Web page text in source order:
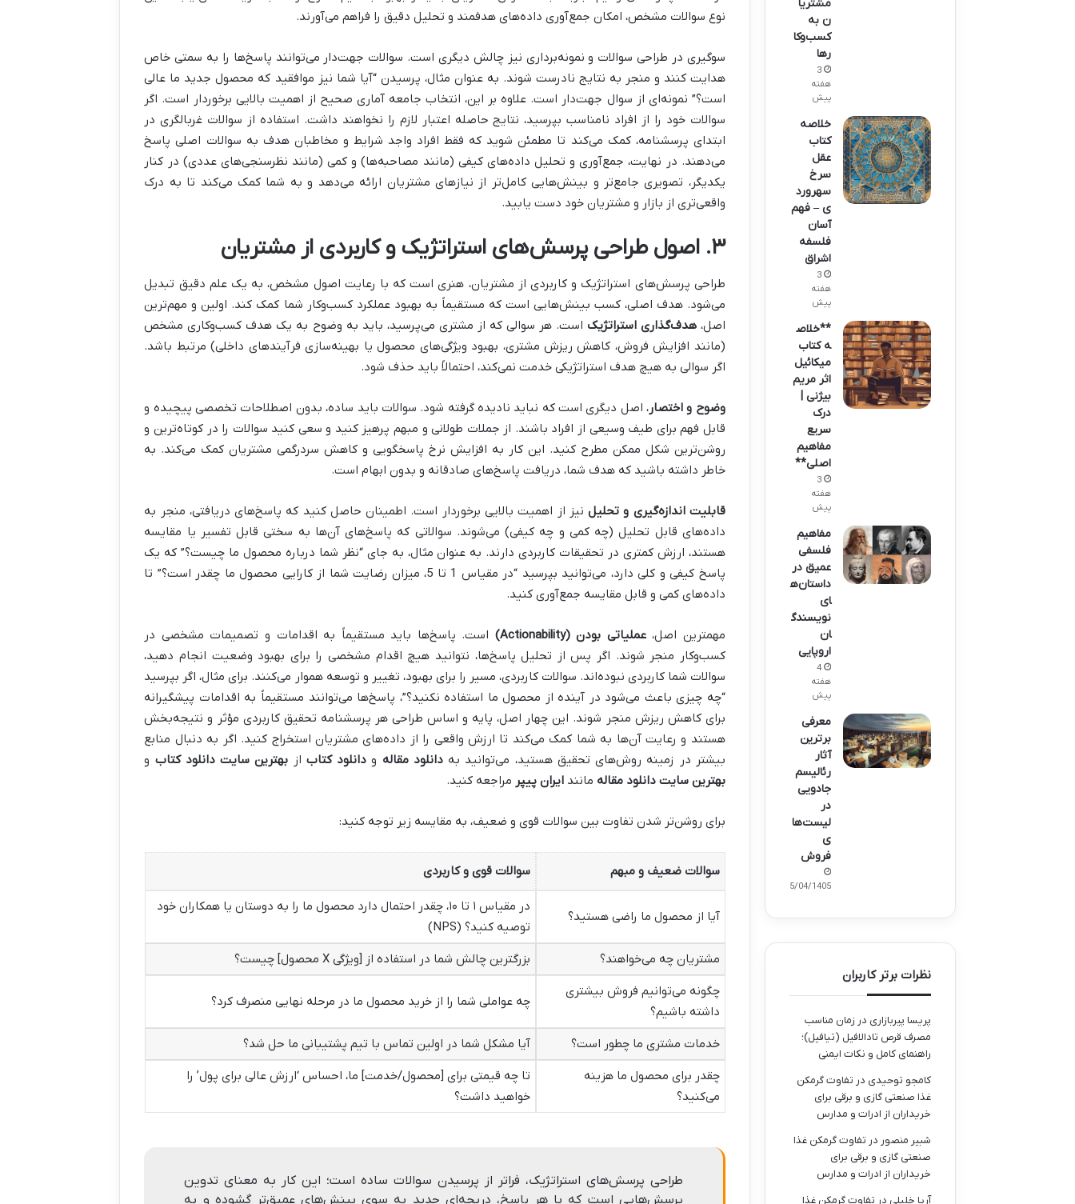
نوع سوالات مشخص، امکان جمع‌آوری داده‌های هدفمند و تحلیل دقیق را فراهم می‌آورند.
سوگیری در طراحی سوالات و نمونه‌برداری نیز چالش دیگری است. سوالات جهت‌دار می‌توانند پاسخ‌ها را به سمتی خاص
هدایت کنند و منجر به نتایج نادرست شوند. به عنوان مثال، پرسیدن “آیا شما نیز موافقید که محصول جدید ما عالی
است؟” نمونه‌ای از سوال جهت‌دار است. علاوه بر این، انتخاب جامعه آماری صحیح از اهمیت بالایی برخوردار است. اگر
سوالات خود را از افراد نامناسب بپرسید، نتایج حاصله اعتبار لازم را نخواهند داشت. استفاده از سوالات غربالگری در
ابتدای پرسشنامه، کمک می‌کند تا مطمئن شوید که فقط افراد واجد شرایط و مخاطبان هدف به سوالات اصلی پاسخ
می‌دهند. در نهایت، جمع‌آوری و تحلیل داده‌های کیفی (مانند مصاحبه‌ها) و کمی (مانند نظرسنجی‌های عددی) در کنار
یکدیگر، تصویری جامع‌تر و بینش‌هایی کامل‌تر از نیازهای مشتریان ارائه می‌دهد و به شما کمک می‌کند تا به درک
واقعی‌تری از بازار و مشتریان خود دست یابید.
۳. اصول طراحی پرسش‌های استراتژیک و کاربردی از مشتریان
طراحی پرسش‌های استراتژیک و کاربردی از مشتریان، هنری است که با رعایت اصول مشخص، به یک علم دقیق تبدیل
می‌شود. هدف اصلی، کسب بینش‌هایی است که مستقیماً به بهبود عملکرد کسب‌وکار شما کمک کند. اولین و مهم‌ترین
اصل،هدف‌گذاری استراتژیک است. هر سوالی که از مشتری می‌پرسید، باید به وضوح به یک هدف کسب‌وکاری مشخص
(مانند افزایش فروش، کاهش ریزش مشتری، بهبود ویژگی‌های محصول یا بهینه‌سازی فرآیندهای داخلی) مرتبط باشد.
اگر سوالی به هیچ هدف استراتژیکی خدمت نمی‌کند، احتمالاً باید حذف شود.
وضوح و اختصار، اصل دیگری است که نباید نادیده گرفته شود. سوالات باید ساده، بدون اصطلاحات تخصصی پیچیده و
قابل فهم برای طیف وسیعی از افراد باشند. از جملات طولانی و مبهم پرهیز کنید و سعی کنید سوالات را در کوتاه‌ترین و
روشن‌ترین شکل ممکن مطرح کنید. این کار به افزایش نرخ پاسخگویی و کاهش سردرگمی مشتریان کمک می‌کند. به
خاطر داشته باشید که هدف شما، دریافت پاسخ‌های صادقانه و بدون ابهام است.
قابلیت اندازه‌گیری و تحلیلنیز از اهمیت بالایی برخوردار است. اطمینان حاصل کنید که پاسخ‌های دریافتی، منجر به
داده‌های قابل تحلیل (چه کمی و چه کیفی) می‌شوند. سوالاتی که پاسخ‌های آن‌ها به سختی قابل تفسیر یا مقایسه
هستند، ارزش کمتری در تحقیقات کاربردی دارند. به عنوان مثال، به جای “نظر شما درباره محصول ما چیست؟” که یک
پاسخ کیفی و کلی دارد، می‌توانید بپرسید “در مقیاس 1 تا 5، میزان رضایت شما از کارایی محصول ما چقدر است؟” تا
داده‌های کمی و قابل مقایسه جمع‌آوری کنید.
مهمترین اصل،عملیاتی بودن (Actionability)
است. پاسخ‌ها باید مستقیماً به اقدامات و تصمیمات مشخصی در
کسب‌وکار منجر شوند. اگر پس از تحلیل پاسخ‌ها، نتوانید هیچ اقدام مشخصی را برای بهبود وضعیت انجام دهید،
سوالات شما کاربردی نبوده‌اند. سوالات کاربردی، مسیر را برای بهبود، تغییر و توسعه هموار می‌کنند. برای مثال، اگر بپرسید
“چه چیزی باعث می‌شود در آینده از محصول ما استفاده نکنید؟”، پاسخ‌ها می‌توانند مستقیماً به اقدامات پیشگیرانه
برای کاهش ریزش منجر شوند. این چهار اصل، پایه و اساس طراحی هر پرسشنامه تحقیق کاربردی مؤثر و نتیجه‌بخش
هستند و رعایت آن‌ها به شما کمک می‌کند تا ارزش واقعی را از داده‌های مشتریان استخراج کنید. اگر به دنبال منابع
بیشتر در زمینه روش‌های تحقیق هستید، می‌توانید بهدانلود مقاله و دانلود کتاب از بهترین سایت دانلود کتاب و
بهترین سایت دانلود مقاله مانندایران پیپر مراجعه کنید.
برای روشن‌تر شدن تفاوت بین سوالات قوی و ضعیف، به مقایسه زیر توجه کنید:
سوالات ضعیف و مبهم سوالات قوی و کاربردی
آیا از محصول ما راضی هستید؟
در مقیاس ۱ تا ۱۰، چقدر احتمال دارد محصول ما را به دوستان یا همکاران خود
توصیه کنید؟ (NPS)
مشتریان چه می‌خواهند؟
بزرگترین چالش شما در استفاده از [ویژگی X محصول] چیست؟
چگونه می‌توانیم فروش بیشتری
داشته باشیم؟
چه عواملی شما را از خرید محصول ما در مرحله نهایی منصرف کرد؟
خدمات مشتری ما چطور است؟
آیا مشکل شما در اولین تماس با تیم پشتیبانی ما حل شد؟
چقدر برای محصول ما هزینه
می‌کنید؟
تا چه قیمتی برای [محصول/خدمت] ما، احساس ‘ارزش عالی برای پول’ را
خواهید داشت؟
طراحی پرسش‌های استراتژیک، فراتر از پرسیدن سوالات ساده است؛ این کار به معنای تدوین
پرسش‌هایی است که با هر پاسخ، دریچه‌ای جدید به سوی بینش‌های عمیق‌تر گشوده و به
مشتریا
ن به
کسب‌وکا
رها
3
هفته
پیش
خلاصه
کتاب
عقل
سرخ
سهرورد
ی – فهم
آسان
فلسفه
اشراق
3
هفته
پیش
**خلاص
ه کتاب
میکائیل
اثر مریم
بیژنی |
درک
سریع
مفاهیم
اصلی**
3
هفته
پیش
مفاهیم
فلسفی
عمیق در
داستان‌ه
ای
نویسندگ
ان
اروپایی
4
هفته
پیش
معرفی
برترین
آثار
رئالیسم
جادویی
در
لیست‌ها
ی
فروش
15/04/1405
نظرات برتر کاربران
پریسا پیربازاری در زمان مناسب
مصرف قرص تادالافیل (تیافیل)؛
راهنمای کامل و نکات ایمنی
کامجو توحیدی در تفاوت گرمکن
غذا صنعتی گازی و برقی برای
خریداران از ادرات و مدارس
شبیر منصور در تفاوت گرمکن غذا
صنعتی گازی و برقی برای
خریداران از ادرات و مدارس
آریا خلیلی در تفاوت گرمکن غذا